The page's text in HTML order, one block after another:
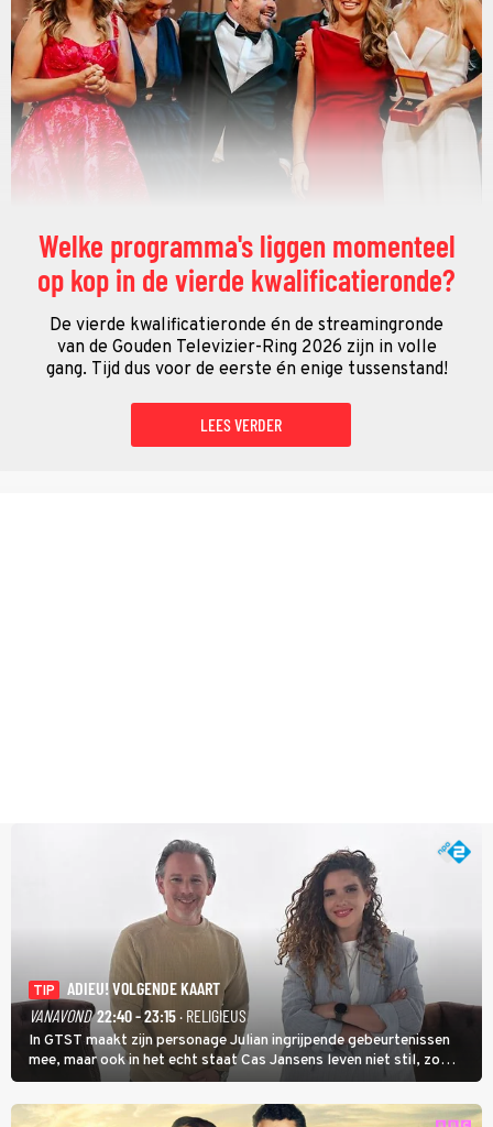
Welke programma's liggen momenteel
op kop in de vierde kwalificatieronde?
De vierde kwalificatieronde én de streamingronde
van de Gouden Televizier-Ring 2026 zijn in volle
gang. Tijd dus voor de eerste én enige tussenstand!
LEES VERDER
TIP
ADIEU! VOLGENDE KAART
VANAVOND 22:40 - 23:15· RELIGIEUS
In GTST maakt zijn personage Julian ingrijpende gebeurtenissen
mee, maar ook in het echt staat Cas Jansens leven niet stil, zo
vertelt hij in Adieu! Volgende Kaart.